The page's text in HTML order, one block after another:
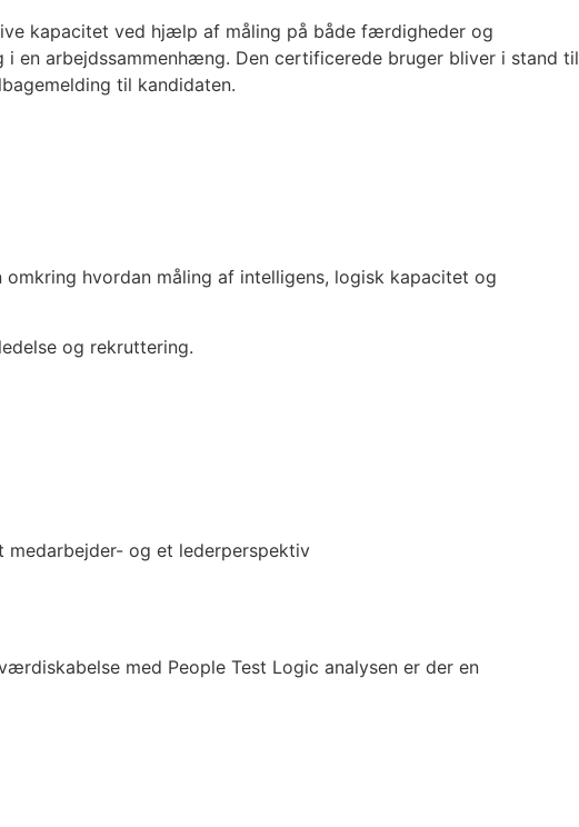
kapacitet ved hjælp af måling på både færdigheder og
en arbejdssammenhæng. Den certificerede bruger bliver i stand til
til kandidaten.
hvordan måling af intelligens, logisk kapacitet og
og rekruttering.
medarbejder- og et lederperspektiv
med People Test Logic analysen er der en